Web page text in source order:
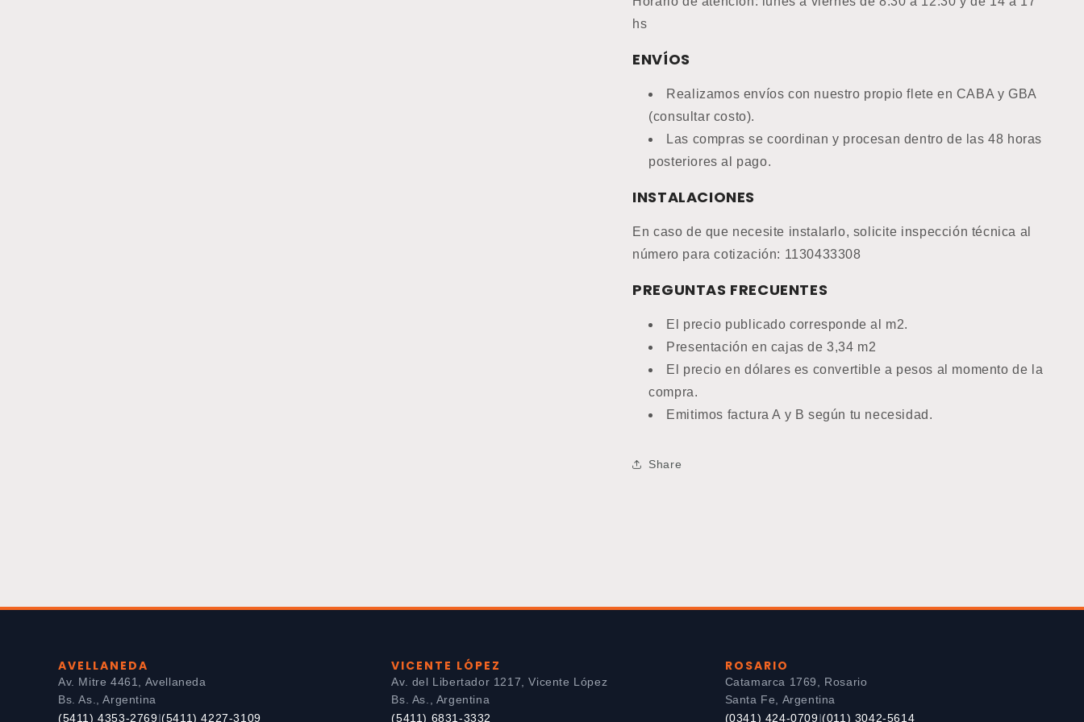
hs
ENVÍOS
Realizamos envíos con nuestro propio flete en CABA y GBA
(consultar costo).
Las compras se coordinan y procesan dentro de las 48 horas
posteriores al pago.
INSTALACIONES
En caso de que necesite instalarlo, solicite inspección técnica al
número para cotización: 1130433308
PREGUNTAS FRECUENTES
El precio publicado corresponde al m2.
Presentación en cajas de 3,34 m2
El precio en dólares es convertible a pesos al momento de la
compra.
Emitimos factura A y B según tu necesidad.
Share
AVELLANEDA
Av. Mitre 4461, Avellaneda
Bs. As., Argentina
(5411) 4353-2769 |(5411) 4227-3109
VICENTE LÓPEZ
Av. del Libertador 1217, Vicente López
Bs. As., Argentina
(5411) 6831-3332
ROSARIO
Catamarca 1769, Rosario
Santa Fe, Argentina
(0341) 424-0709 |(011) 3042-5614